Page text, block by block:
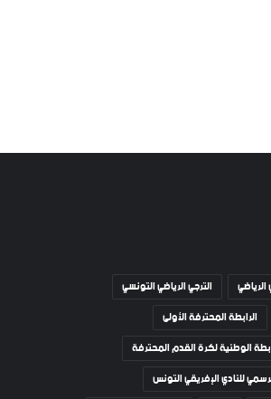
الرياضي
الترجي الرياضي التونسي
الرابطة المحترفة الأولى
الوطنية لكرة القدم المحترفة
للنادي الإفريقي التونس